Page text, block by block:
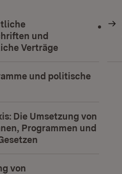
und
Verträge
und politische
Die Umsetzung von
Programmen und
von